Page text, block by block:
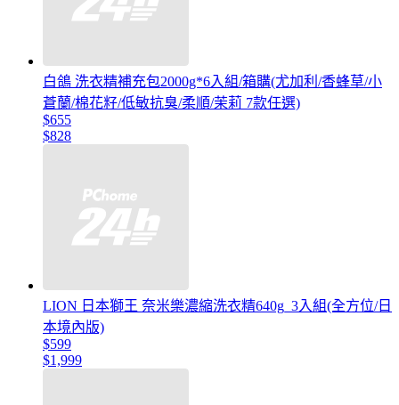
白鴿 洗衣精補充包2000g*6入組/箱購(尤加利/香蜂草/小
蒼蘭/棉花籽/低敏抗臭/柔順/茉莉 7款任選)
$655
$828
LION 日本獅王 奈米樂濃縮洗衣精640g_3入組(全方位/日
本境內版)
$599
$1,999